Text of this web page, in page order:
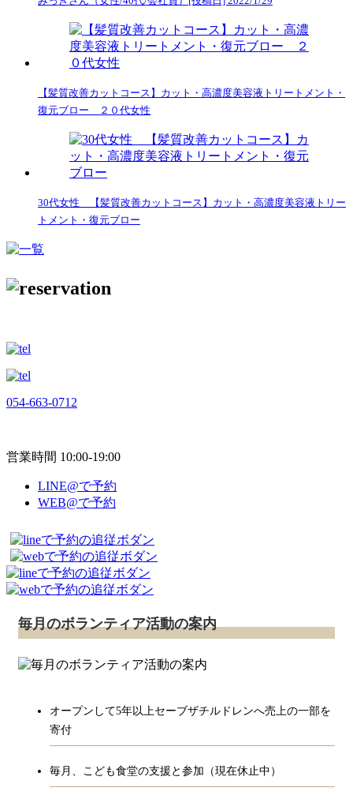
【髪質改善カットコース】カット・高濃度美容液トリートメント・
復元ブロー ２０代女性
30代女性 【髪質改善カットコース】カット・高濃度美容液トリー
トメント・復元ブロー
054-663-0712
営業時間 10:00-19:00
LINE@で予約
WEB@で予約
毎月のボランティア活動の案内
オープンして5年以上セーブザチルドレンへ売上の一部を
寄付
毎月、こども食堂の支援と参加（現在休止中）